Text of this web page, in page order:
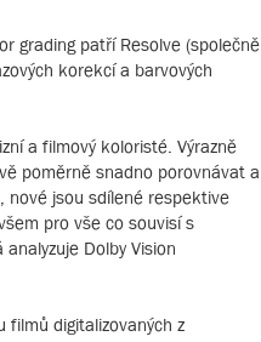
grading patří Resolve (společně
korekcí a barvových
a filmový koloristé. Výrazně
poměrně snadno porovnávat a
nové jsou sdílené respektive
pro vše co souvisí s
Dolby Vision
filmů digitalizovaných z